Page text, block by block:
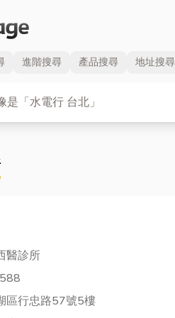
進階搜尋 產品搜尋 地址搜尋
醫診所
區行忠路57號5樓